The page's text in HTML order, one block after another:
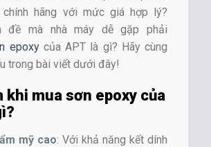
hãng với mức giá hợp lý?
đề mà nhà máy dễ gặp phải
epoxycủa APT là gì? Hãy cùng
trong bài viết dưới đây!
khi mua sơn epoxy của
mỹ cao: Với khả năng kết dính